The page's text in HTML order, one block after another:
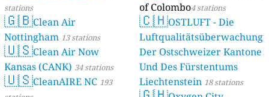
stations
🇬🇧Clean Air
Nottingham 13 stations
🇺🇸Clean Air Now
Kansas (CANK) 34 stations
🇺🇸CleanAIRE NC 193
of Colombo4 stations
🇨🇭OSTLUFT - Die
Luftqualitätsüberwachung
Der Ostschweizer Kantone
Und Des Fürstentums
Liechtenstein 18 stations